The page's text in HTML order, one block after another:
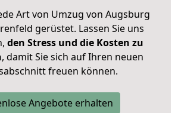
Art von Umzug von Augsburg
gerüstet. Lassen Sie uns
den Stress und die Kosten zu
, damit Sie sich auf Ihren neuen
freuen können.
Angebote erhalten